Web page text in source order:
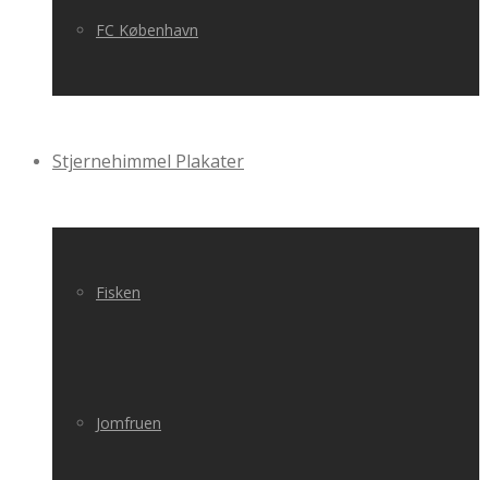
FC København
Stjernehimmel Plakater
Fisken
Jomfruen